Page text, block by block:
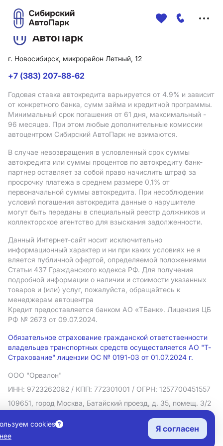
г. Новосибирск, микрорайон Летный, 12
+7 (383) 207-88-62
Годовая ставка автокредита варьируется от 4.9% и зависит
от конкретного банка, сумм займа и кредитной программы.
Минимальный срок погашения от 61 дня, максимальный -
96 месяцев. При этом любые дополнительные комиссии
автоцентром Сибирский АвтоПарк не взимаются.
В случае невозвращения в условленный срок суммы
автокредита или суммы процентов по автокредиту банк-
партнер оставляет за собой право начислить штраф за
просрочку платежа в среднем размере 0,1% от
первоначальной суммы автокредита. При несоблюдении
условий погашения автокредита данные о нарушителе
могут быть переданы в специальный реестр должников и
коллекторское агентство для взыскания задолженности.
Данный Интернет-сайт носит исключительно
информационный характер и ни при каких условиях не я
вляется публичной офертой, определяемой положениями
Статьи 437 Гражданского кодекса РФ. Для получения
подробной информации о наличии и стоимости указанных
товаров и (или) услуг, пожалуйста, обращайтесь к
менеджерам автоцентра
Кредит предоставляется банком АO «ТБанк». Лицензия ЦБ
РФ № 2673 от 09.07.2024.
Обязательное страхование гражданской ответственности
владельцев транспортных средств осуществляется АО "Т-
Страхование" лицензии ОС № 0191-03 от 01.07.2024 г.
ООО "Орвалон"
ИНН: 9723262082 / КПП: 772301001 / ОГРН: 1257700451557
109651, город Москва, Батайский проезд, д. 35, помещ. 3/2
Политика в отношении обработки персональных данных
Согласие на рекламную рассылку
Правовая информация
cookies
Я согласен